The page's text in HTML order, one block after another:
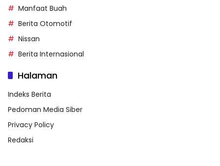
Manfaat Buah
Berita Otomotif
Nissan
Berita Internasional
Halaman
Indeks Berita
Pedoman Media Siber
Privacy Policy
Redaksi